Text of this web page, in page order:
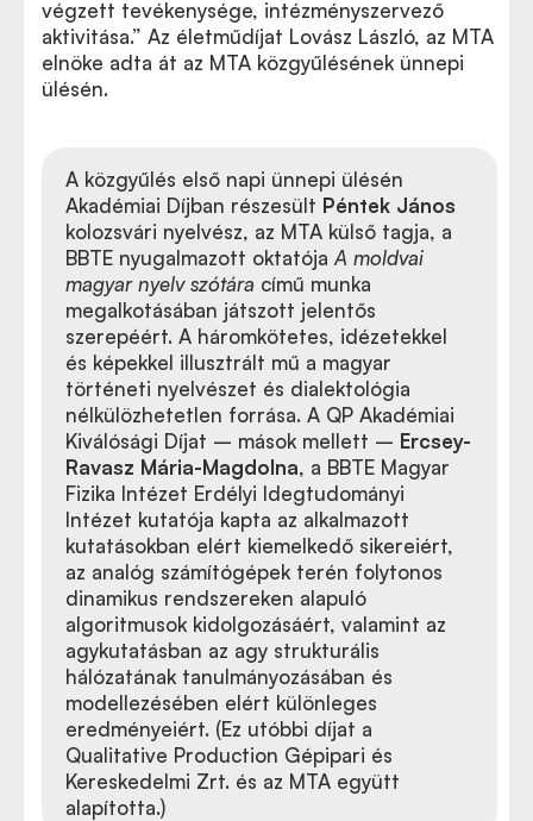
végzett tevékenysége, intézményszervező
aktivitása.” Az életműdíjat Lovász László, az MTA
elnöke adta át az MTA közgyűlésének ünnepi
ülésén.
A közgyűlés első napi ünnepi ülésén
Akadémiai Díjban részesült Péntek János
kolozsvári nyelvész, az MTA külső tagja, a
BBTE nyugalmazott oktatója A moldvai
magyar nyelv szótára című munka
megalkotásában játszott jelentős
szerepéért. A háromkötetes, idézetekkel
és képekkel illusztrált mű a magyar
történeti nyelvészet és dialektológia
nélkülözhetetlen forrása. A QP Akadémiai
Kiválósági Díjat – mások mellett – Ercsey-
Ravasz Mária-Magdolna, a BBTE Magyar
Fizika Intézet Erdélyi Idegtudományi
Intézet kutatója kapta az alkalmazott
kutatásokban elért kiemelkedő sikereiért,
az analóg számítógépek terén folytonos
dinamikus rendszereken alapuló
algoritmusok kidolgozásáért, valamint az
agykutatásban az agy strukturális
hálózatának tanulmányozásában és
modellezésében elért különleges
eredményeiért. (Ez utóbbi díjat a
Qualitative Production Gépipari és
Kereskedelmi Zrt. és az MTA együtt
alapította.)